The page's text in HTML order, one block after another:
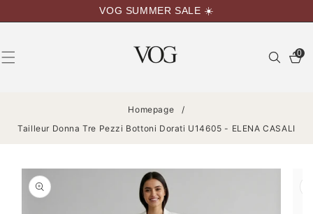
CONTENUTI
VOG SUMMER SALE ☀️
0
Homepage
/
Tailleur Donna Tre Pezzi Bottoni Dorati U14605 - ELENA CASALI
INFORMAZIONI
SUL
PRODOTTO